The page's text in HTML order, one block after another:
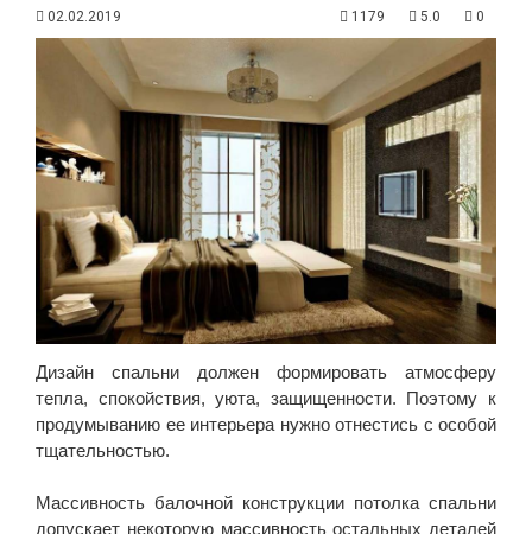
02.02.2019 1179 5.0 0
Дизайн спальни должен формировать атмосферу
тепла, спокойствия, уюта, защищенности. Поэтому к
продумыванию ее интерьера нужно отнестись с особой
тщательностью.
Массивность балочной конструкции потолка спальни
допускает некоторую массивность остальных деталей